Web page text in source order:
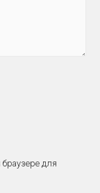
для